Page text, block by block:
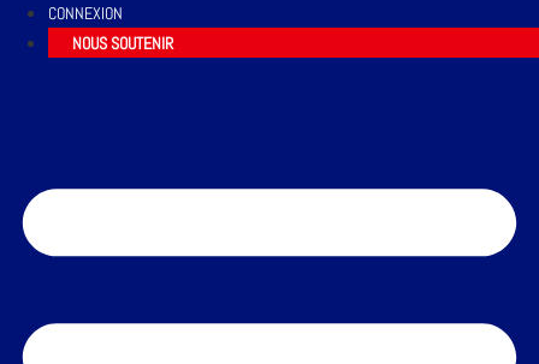
CONNEXION
NOUS SOUTENIR